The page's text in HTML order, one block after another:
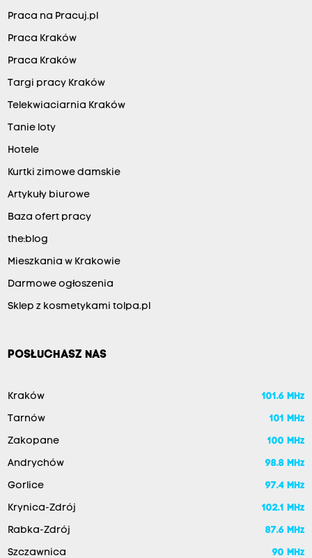
Praca na Pracuj.pl
Praca Kraków
Praca Kraków
Targi pracy Kraków
Telekwiaciarnia Kraków
Tanie loty
Hotele
Kurtki zimowe damskie
Artykuły biurowe
Baza ofert pracy
the:blog
Mieszkania w Krakowie
Darmowe ogłoszenia
Sklep z kosmetykami tolpa.pl
POSŁUCHASZ NAS
Kraków 101.6 MHz
Tarnów 101 MHz
Zakopane 100 MHz
Andrychów 98.8 MHz
Gorlice 97.4 MHz
Krynica-Zdrój 102.1 MHz
Rabka-Zdrój 87.6 MHz
Szczawnica 90 MHz